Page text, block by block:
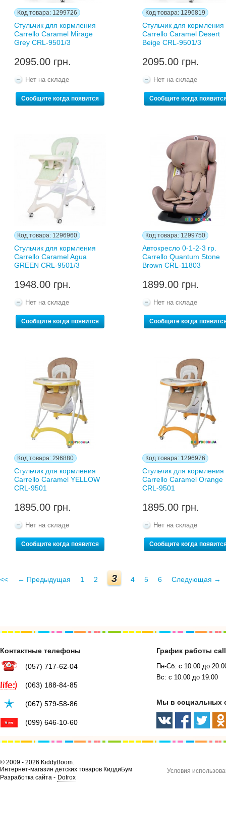
Код товара: 1299726
Стульчик для кормления
Carrello Caramel Mirage
Grey CRL-9501/3
2095.00 грн.
Нет на складе
Сообщите когда появится
Код товара: 1296819
Стульчик для кормления
Carrello Caramel Desert
Beige CRL-9501/3
2095.00 грн.
Нет на складе
Сообщите когда
Код товара: 1296960
Стульчик для кормления
Carrello Caramel Agua
GREEN CRL-9501/3
1948.00 грн.
Нет на складе
Сообщите когда появится
Код товара: 1299750
Автокресло 0-1-2-3 гр.
Carrello Quantum Stone
Brown CRL-11803
1899.00 грн.
Нет на складе
Сообщите когда
Код товара: 296880
Стульчик для кормления
Carrello Caramel YELLOW
CRL-9501
1895.00 грн.
Нет на складе
Сообщите когда появится
Код товара: 1296976
Стульчик для кормления
Carrello Caramel Orange
CRL-9501
1895.00 грн.
Нет на складе
Сообщите когда
<< ← Предыдущая 1 2 3 4 5 6 Следующая →
Контактные телефоны
(057) 717-62-04
(063) 188-84-85
(067) 579-58-86
(099) 646-10-60
График работы
Пн-Сб: с 10.00 до
Вс: с 10.00 до 19.00
Мы в социальных
© 2009 - 2026 KiddyBoom.
Интернет-магазин детских товаров КиддиБум
Разработка сайта - Dotrox
Условия